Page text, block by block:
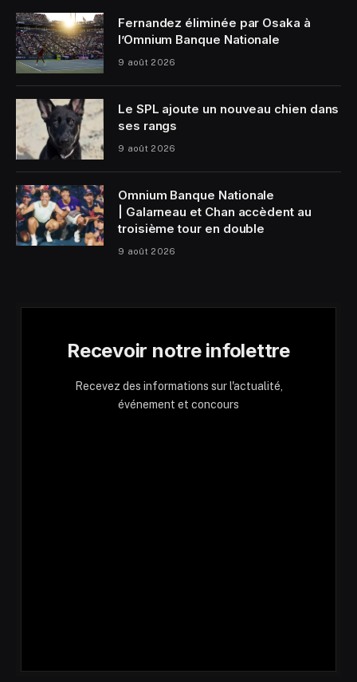
Fernandez éliminée par Osaka à
l’Omnium Banque Nationale
9 août 2026
Le SPL ajoute un nouveau chien dans
ses rangs
9 août 2026
Omnium Banque Nationale
| Galarneau et Chan accèdent au
troisième tour en double
9 août 2026
Recevoir notre infolettre
Recevez des informations sur l'actualité,
événement et concours